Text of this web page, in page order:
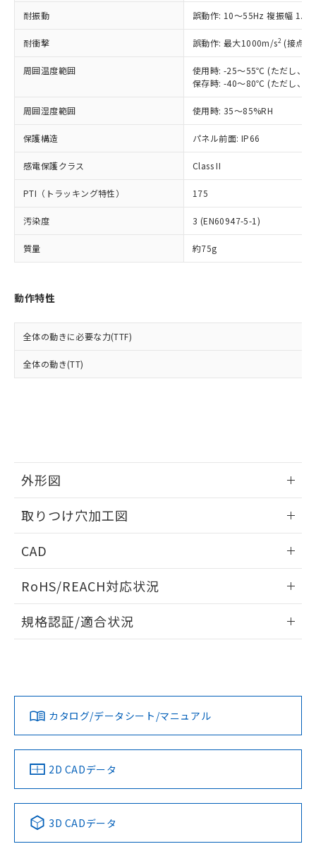
耐振動 誤動作: 10～55Hz 複振幅
耐衝撃 誤動作: 最大1000m/s2 (接点
周囲温度範囲
使用時: -25～55℃ (ただし、氷
保存時: -40～80℃ (ただし、氷
周囲湿度範囲 使用時: 35～85%RH
保護構造 パネル前面: IP66
感電保護クラス Class II
PTI（トラッキング特性） 175
汚染度 3 (EN60947-5-1)
質量 約75g
動作特性
全体の動きに必要な力(TTF)
全体の動き(TT)
外形図
取りつけ穴加工図
CAD
ドすることができます。
ログイン/会員登録
ダウンロードデータをご利用いただく前に、以下を必ずお読
みください。
ソフトウェアの使用条件
RoHS/REACH対応状況
EU RoHS 注意事項・凡例
対応済み
中国 RoHS 注意事項・凡例
Pb Hg Cd Cr(VI)
規格認証/適合状況
カタログ/データシート/マニュアル
2D CADデータ
3D CADデータ
記載している更新日時点での社内デー
タに基づき作成されるものであり、閲
覧された時点での実際の在庫および標
準価格とは異なる場合があることをご
正式な納期状況および標準価格はお客
様のお取引先、またはお客様担当のオ
ムロン制御機器販売店・当社販売員に
オムロン制御機器販売店や当社販売拠
販売ネットワーク
」をご確認
ください。
在庫状況および標準価格結果を当社の
事前の承諾なく第三者に漏洩または開
示しないようお願いします。
マイパーツ機能（部品リスト作成サー
ビス）をご利用いただくには、I-Web
メンバーズにご登録されている必要が
および当社の共同利用者が、当社の製
品・サービスに関するお客様との取
をご了承ください。
※当社の共同利用者とは、"個人情報
鉛(Pb) 1000ppm以下、 水銀(Hg) 1000ppm以下、 カド
六価クロム(Cr(Ⅵ)) 1000ppm以下、ポリ臭化ビフェニル
類(PBB) 1000ppm以下、ポリ臭化ジフェニルエーテル類
(PBDE) 1000ppm以下、フタル酸ビス(2-エチルヘキシ
ル) (DEHP)(別名：DOP) 1000ppm以下、フタル酸ブチ
ルベンジル（BBP） 1000ppm以下、フタル酸ジブチル
（DBP） 1000ppm以下、フタル酸ジイソブチル
(DIBP) 1000ppm以下
但し、RoHS指令で産業用監視および制御機器に対する
適用除外項目は除く。
フタル酸エステル類の４物質については閾値を超える意
図的な使用がないことを確認しています。
※2 対応予定月
部品在庫の切り替え状況などにより、予定
月が前後することがあります。
下記の非含有証明書をダウンロードするこ
とができます。
EU RoHS指令（10物質）の非含有証明書
物質の対応では、対応完了までの期間は出
荷製品に未対応品が混在することから備考
既に当社にて対応品への在庫切替を完了
していることから、特段のことがない限
り、2022年1月12日より割愛しておりま
*中国RoHS10物質の基準値 (GB/T26572)：
Pb(鉛) :1000ppm、 Hg(水銀) : 1000ppm、 Cd(カドミウ
Cr(Ⅵ)(六価クロム) : 1000ppm、 PBBs(ポリ臭化ビフェ
ニル類) : 1000ppm、 PBDEs(ポリ臭化ジフェニルエーテ
ル) : 1000ppm、
DEHP(フタル酸ビス(2-エチルヘキシル)) : 1000ppm
※2 環境保護使用期限
「ｅ」：有害物質（10物質）のすべてが基
準値以下であることを示します。
「10」：通常の使用状況下において有害物
質が外部に漏えいし、環境に深刻な影響を
及ぼさない年数を意味します。
（以下｢規制貨物等」という）を輸出
または国外への提供する場合は、日本
国政府の輸出許可(または役務取引許
可)を取得するなどの必要な手続きを
当社は規制貨物を破棄する場合は、完
全に破砕するなど、違法に輸出されな
いよう必要な手段を講じます。
当社は貴社製品を、核兵器、ミサイ
ル、化学兵器、生物兵器またはその他
武器並びにこれらの製造装置等に一切
使用いたしません。
当社は、貴社製品を第三者に販売する
場合は、上記1、2および3の内容を当
該第三者に通知します。また当社は、
販売先および販売に係わる関係者が違
法に輸出するおそれがある場合は、取
り引きをいたしません。
○ 一定数以上の在庫あり
△ 一定数には満たないが在庫あり
在庫なし(最新の在庫状況につ
いては、お客様のお取引先、ま
たはお客様担当のオムロン制御
機器販売店・当社販売員にご確
認ください)
受注生産機種、また在庫状況の
情報を公開していない機種